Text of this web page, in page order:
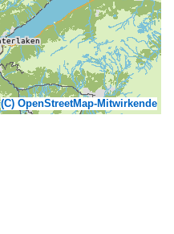
(C) OpenStreetMap-Mitwirkende